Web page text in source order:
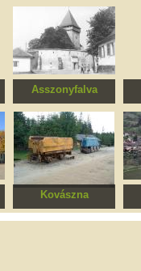
Asszonyfalva
Erődített evangélikus
templomegyüttes
Kovászna
Sikló és kisvasút